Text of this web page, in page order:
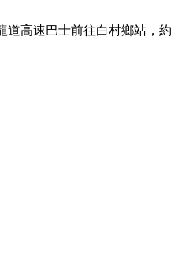
道高速巴士前往白村鄉站，約